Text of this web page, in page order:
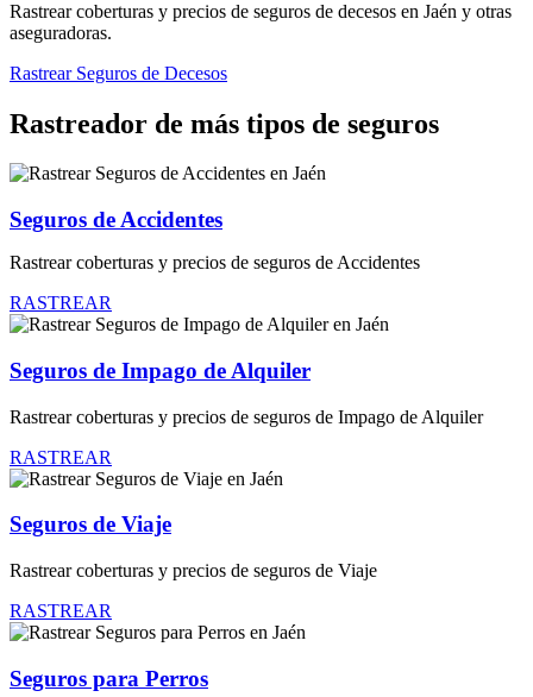
Rastrear coberturas y precios de seguros de decesos en Jaén y otras
aseguradoras.
Rastrear Seguros de Decesos
Rastreador de más tipos de seguros
Seguros de Accidentes
Rastrear coberturas y precios de seguros de Accidentes
RASTREAR
Seguros de Impago de Alquiler
Rastrear coberturas y precios de seguros de Impago de Alquiler
RASTREAR
Seguros de Viaje
Rastrear coberturas y precios de seguros de Viaje
RASTREAR
Seguros para Perros